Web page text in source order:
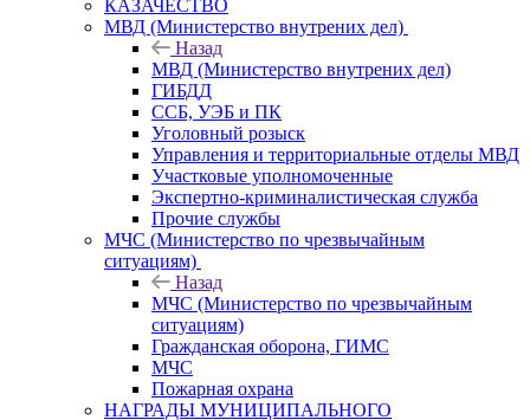
КАЗАЧЕСТВО
МВД (Министерство внутрених дел)
Назад
МВД (Министерство внутрених дел)
ГИБДД
ССБ, УЭБ и ПК
Уголовный розыск
Управления и территориальные отделы МВД
Участковые уполномоченные
Экспертно-криминалистическая служба
Прочие службы
МЧС (Министерство по чрезвычайным
ситуациям)
Назад
МЧС (Министерство по чрезвычайным
ситуациям)
Гражданская оборона, ГИМС
МЧС
Пожарная охрана
НАГРАДЫ МУНИЦИПАЛЬНОГО